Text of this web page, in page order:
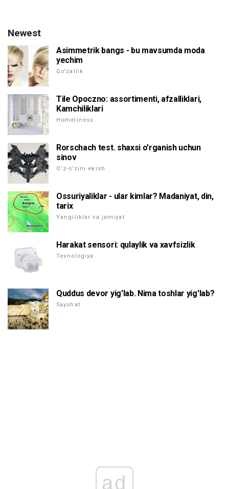
Newest
Asimmetrik bangs - bu mavsumda moda
yechim
Go'zallik
Tile Opoczno: assortimenti, afzalliklari,
Kamchiliklari
Homeliness
Rorschach test. shaxsi o'rganish uchun
sinov
O'z-o'zini ekish
Ossuriyaliklar - ular kimlar? Madaniyat, din,
tarix
Yangiliklar va jamiyat
Harakat sensori: qulaylik va xavfsizlik
Texnologiya
Quddus devor yig'lab. Nima toshlar yig'lab?
Sayohat
ad